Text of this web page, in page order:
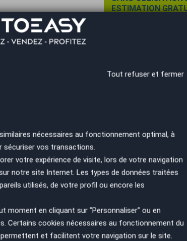
ESTIMATION
Tout refuser et fermer
nécessaires au fonctionnement optimal, à
sécuriser vos transactions.
votre expérience de visite, lors de votre navigation
notre site Internet. Les types de données traitées
utilisés, de votre profil ou encore les
moment en cliquant sur "Personnaliser" ou en
. Certains cookies nécessaires au fonctionnement du
et facilitent votre navigation sur le site.